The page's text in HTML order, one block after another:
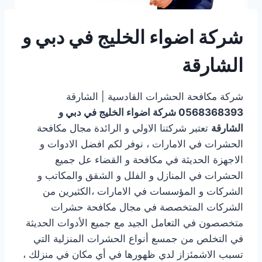
شركة اضواء الخليج في دبي و
الشارقة
شركة مكافحة الحشرات القادسية | الشارقة
0568368393 شركة اضواء الخليج في دبي و
الشارقة تعتبر شركتنا الاولي و الرائدة مجال مكافحة
الحشرات في الامارات ، نوفر لكم افضل الادوات و
الاجهزة الحديثة في مكافحة و القضاء عل جميع
الحشرات في المنازل و الفلل و الشقق والمكاتب و
الشركات و المؤسسات في الامارات ،الكثيرين من
الشركات المتخصصة في مجال مكافحة حشرات
متخصصون في التعامل الجيد مع جميع الأدوات الحديثة
في التخلص من جمسع أنواع الحشرات المنزلية التي
تسبب الاشمئزاز لدي ظهورها في أي مكان في منزلك ،